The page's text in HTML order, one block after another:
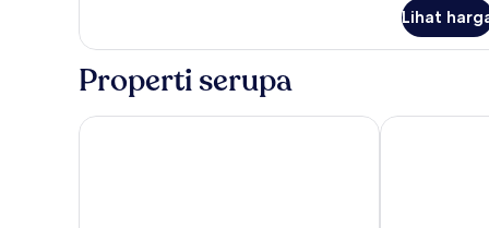
Kamar
Lihat
Properti serupa
Camino Real Aeropuerto Mexico Fiesta Inn